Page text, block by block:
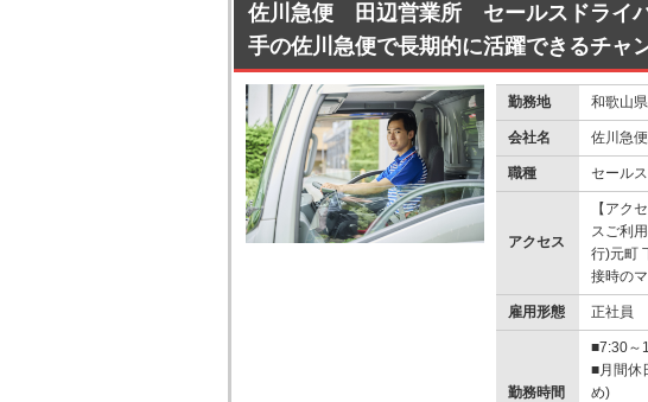
佐川急便 田辺営業所 セールスドライ
手の佐川急便で長期的に活躍できるチャ
勤務地 和歌山
会社名 佐川急
職種 セール
アクセス
【アク
スご利
行)元町
接時の
雇用形態 正社員
勤務時間
■7:30～
■月間休
め)